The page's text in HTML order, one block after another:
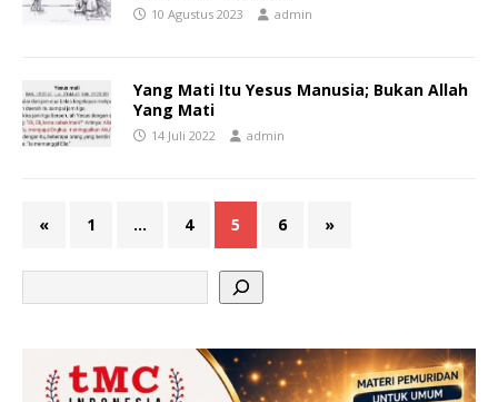
10 Agustus 2023 admin
Yang Mati Itu Yesus Manusia; Bukan Allah
Yang Mati
14 Juli 2022 admin
« 1 … 4 5 6 »